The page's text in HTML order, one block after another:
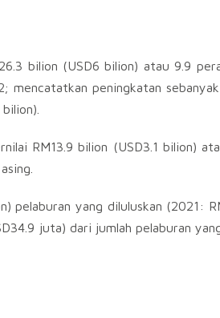
bilion (USD6 bilion) atau 9.9
mencatatkan peningkatan
RM13.9 bilion (USD3.1 bilion)
pelaburan yang diluluskan (2021:
juta) dari jumlah pelaburan